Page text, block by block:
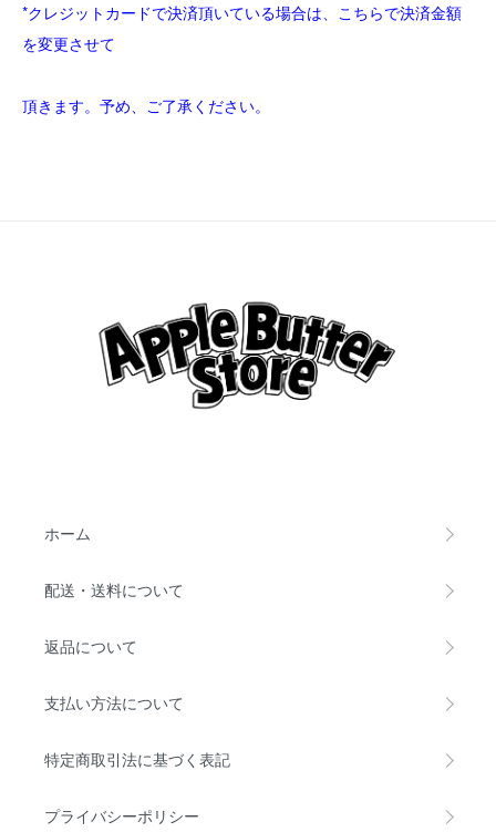
*クレジットカードで決済頂いている場合は、こちらで決済金額
を変更させて
頂きます。予め、ご了承ください。
ホーム
配送・送料について
返品について
支払い方法について
特定商取引法に基づく表記
プライバシーポリシー